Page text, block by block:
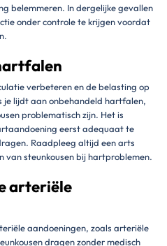
belemmeren. In dergelijke gevallen
onder controle te krijgen voordat
verbeteren en de belasting op
je lijdt aan onbehandeld hartfalen,
problematisch zijn. Het is
eerst adequaat te
Raadpleeg altijd een arts
steunkousen bij hartproblemen.
arteriële
aandoeningen, zoals arteriële
dragen zonder medisch